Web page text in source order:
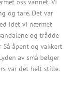
oss vannet. Vi
og tare. Det var
idet vi nærmet
og trådde
Så åpent og vakkert
av små bølger
var det helt stille.